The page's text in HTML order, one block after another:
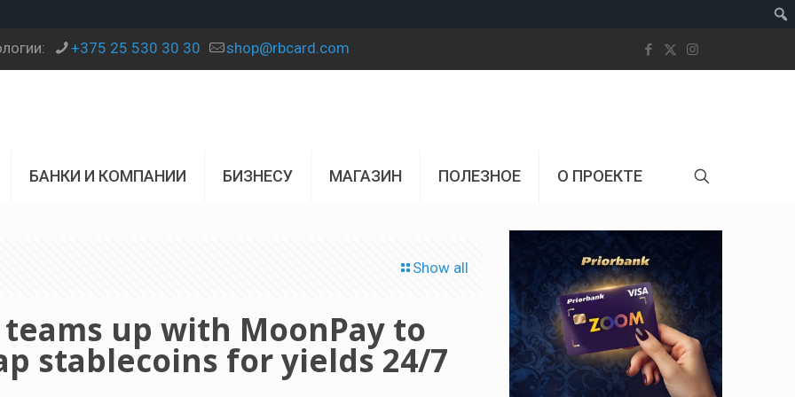
+375 25 530 30 30 shop@rbcard.com
БАНКИ И КОМПАНИИ БИЗНЕСУ МАГАЗИН ПОЛЕЗНОЕ О ПРОЕКТЕ
Show all
up with MoonPay to
stablecoins for yields 24/7